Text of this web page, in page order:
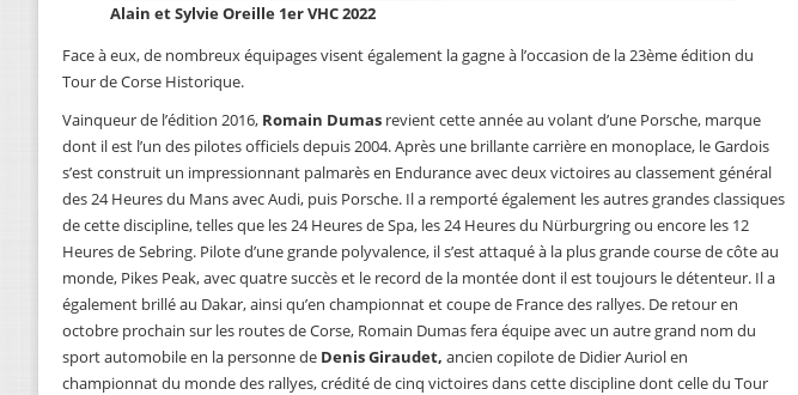
Alain et Sylvie Oreille 1er VHC 2022
Face à eux, de nombreux équipages visent également la gagne à l’occasion de la 23ème édition du
Tour de Corse Historique.
Vainqueur de l’édition 2016, Romain Dumas revient cette année au volant d’une Porsche, marque
dont il est l’un des pilotes officiels depuis 2004. Après une brillante carrière en monoplace, le Gardois
s’est construit un impressionnant palmarès en Endurance avec deux victoires au classement général
des 24 Heures du Mans avec Audi, puis Porsche. Il a remporté également les autres grandes classiques
de cette discipline, telles que les 24 Heures de Spa, les 24 Heures du Nürburgring ou encore les 12
Heures de Sebring. Pilote d’une grande polyvalence, il s’est attaqué à la plus grande course de côte au
monde, Pikes Peak, avec quatre succès et le record de la montée dont il est toujours le détenteur. Il a
également brillé au Dakar, ainsi qu’en championnat et coupe de France des rallyes. De retour en
octobre prochain sur les routes de Corse, Romain Dumas fera équipe avec un autre grand nom du
sport automobile en la personne de Denis Giraudet, ancien copilote de Didier Auriol en
championnat du monde des rallyes, crédité de cinq victoires dans cette discipline dont celle du Tour